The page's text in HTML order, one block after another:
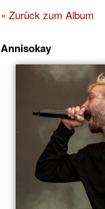
« Zurück zum Album
Annisokay